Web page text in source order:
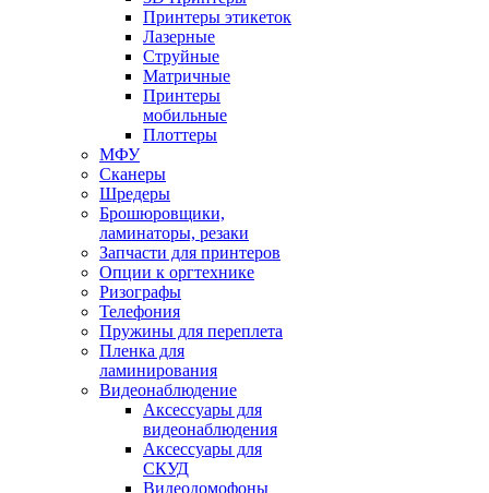
Принтеры этикеток
Лазерные
Струйные
Матричные
Принтеры
мобильные
Плоттеры
МФУ
Сканеры
Шредеры
Брошюровщики,
ламинаторы, резаки
Запчасти для принтеров
Опции к оргтехнике
Ризографы
Телефония
Пружины для переплета
Пленка для
ламинирования
Видеонаблюдение
Аксессуары для
видеонаблюдения
Аксессуары для
СКУД
Видеодомофоны